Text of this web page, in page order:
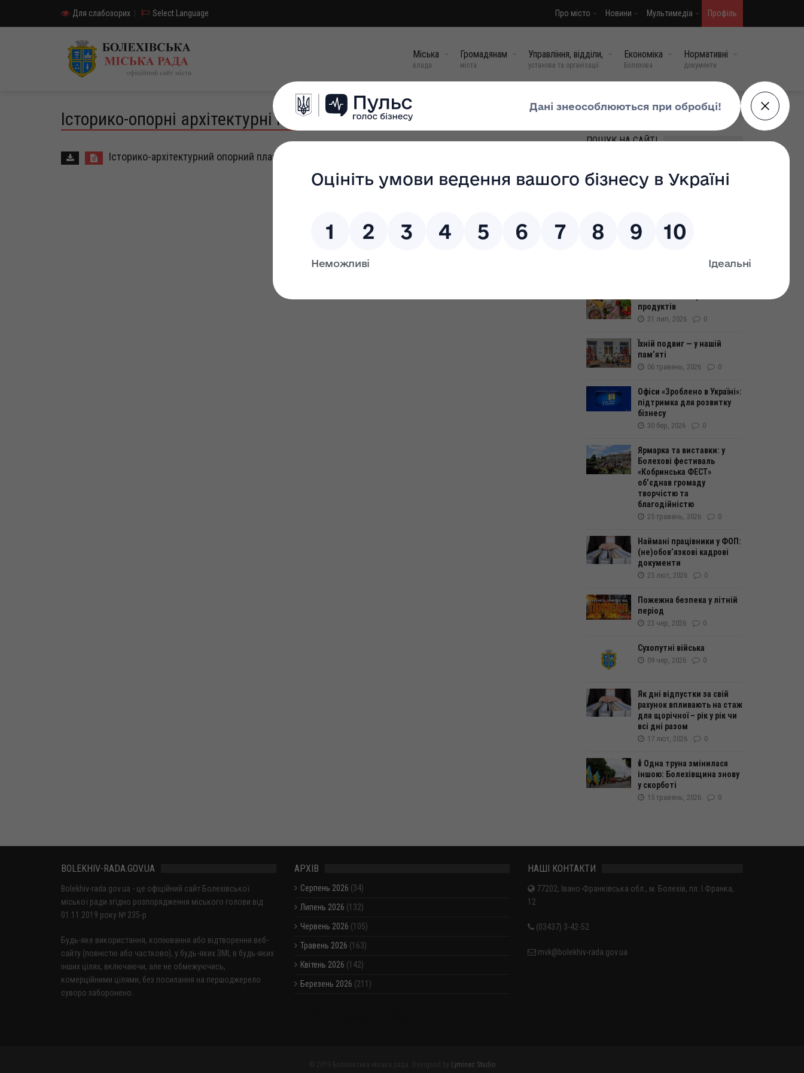
Для слабозорих Select Language Про місто Новини Мультимедіа Профіль
Міська
влада
Громадянам
міста
Управління, відділи,
установи та організації
Економіка
Болехова
Нормативні
документи
Історико-опорні архітектурні плани
Історико-архітектурний опорний план м.Болехів
МИ У СОЦМЕРЕЖАХ
ПОШУК НА САЙТІ
скорботі: Болехівщина
прощається зі своїм
продуктів
31 лип, 2026 0
Їхній подвиг — у нашій
пам’яті
06 травень, 2026 0
Офіси «Зроблено в Україні»:
підтримка для розвитку
бізнесу
30 бер, 2026 0
Ярмарка та виставки: у
Болехові фестиваль
«Кобринська ФЕСТ»
об’єднав громаду
творчістю та
благодійністю
25 травень, 2026 0
Наймані працівники у ФОП:
(не)обовʼязкові кадрові
документи
25 лют, 2026 0
Пожежна безпека у літній
період
23 чер, 2026 0
Сухопутні війська
09 чер, 2026 0
Як дні відпустки за свій
рахунок впливають на стаж
для щорічної – рік у рік чи
всі дні разом
17 лют, 2026 0
🕯️ Одна труна змінилася
іншою: Болехівщина знову
у скорботі
15 травень, 2026 0
BOLEKHIV-RADA.GOV.UA
Bolekhiv-rada.gov.ua - це офіційний сайт Болехівської
міської ради згідно розпорядження міського голови від
01.11.2019 року № 235-р
Будь-яке використання, копіювання або відтворення веб-
сайту (повністю або частково), у будь-яких ЗМІ, в будь-яких
інших цілях, включаючи, але не обмежуючись,
комерційними цілями, без посилання на першоджерело
суворо заборонено.
АРХІВ
Серпень 2026 (34)
Липень 2026 (132)
Червень 2026 (105)
Травень 2026 (163)
Квітень 2026 (142)
Березень 2026 (211)
НАШІ КОНТАКТИ
77202, Івано-Франківська обл., м. Болехів, пл. І.Франка,
12
(03437) 3-42-52
mvk@bolekhiv-rada.gov.ua
Lyminec Studio